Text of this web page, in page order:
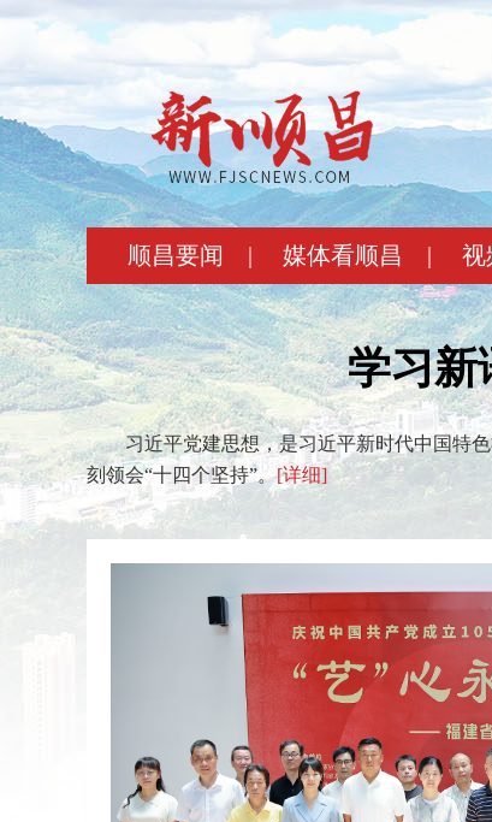
顺昌要闻 | 媒体看顺昌 | 视
学习新
习近平党建思想，是习近平新时代中国特
刻领会“十四个坚持”。[详细]